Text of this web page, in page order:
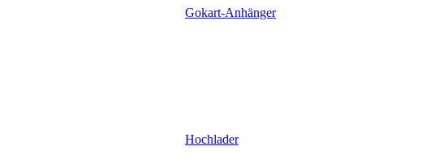
Gokart-Anhänger
Hochlader